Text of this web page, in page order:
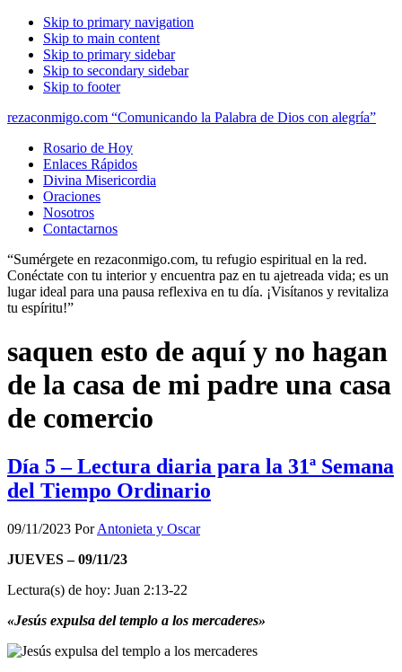
Skip to primary navigation
Skip to main content
Skip to primary sidebar
Skip to secondary sidebar
Skip to footer
rezaconmigo.com “Comunicando la Palabra de Dios con alegría”
Rosario de Hoy
Enlaces Rápidos
Divina Misericordia
Oraciones
Nosotros
Contactarnos
“Sumérgete en rezaconmigo.com, tu refugio espiritual en la red.
Conéctate con tu interior y encuentra paz en tu ajetreada vida; es un
lugar ideal para una pausa reflexiva en tu día. ¡Visítanos y revitaliza
tu espíritu!”
saquen esto de aquí y no hagan
de la casa de mi padre una casa
de comercio
Día 5 – Lectura diaria para la 31ª Semana
del Tiempo Ordinario
09/11/2023 PorAntonieta y Oscar
JUEVES – 09/11/23
Lectura(s) de hoy: Juan 2:13-22
«Jesús expulsa del templo a los mercaderes»